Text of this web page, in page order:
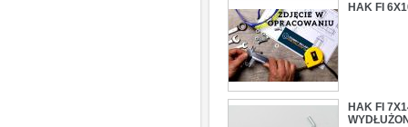
HAK FI
HAK FI